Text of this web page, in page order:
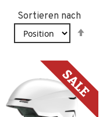
Sortieren nach